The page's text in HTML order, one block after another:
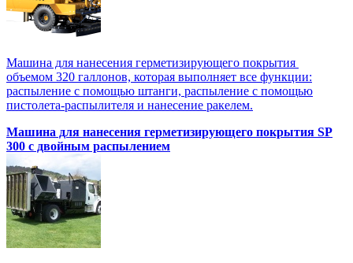
Машина для нанесения герметизирующего покрытия
объемом 320 галлонов, которая выполняет все функции:
распыление с помощью штанги, распыление с помощью
пистолета-распылителя и нанесение ракелем.
Машина для нанесения герметизирующего покрытия SP
300 с двойным распылением